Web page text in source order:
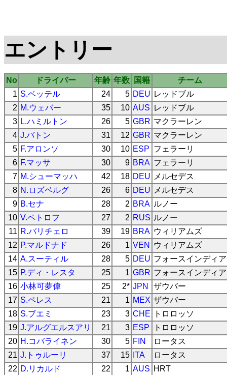
エントリー
No ドライバー 年齢 年数 国籍
チーム
1 S.ベッテル 24 5 DEU レッドブル
2 M.ウェバー 35 10 AUS レッドブル
3 L.ハミルトン 26 5 GBR マクラーレン
4 J.バトン 31 12 GBR マクラーレン
5 F.アロンソ 30 10 ESP フェラーリ
6 F.マッサ 30 9 BRA フェラーリ
7 M.シューマッハ 42 18 DEU
メルセデス
8 N.ロズベルグ 26 6 DEU
メルセデス
9 B.セナ 28 2 BRA ルノー
10 V.ペトロフ 27 2 RUS ルノー
11 R.バリチェロ 39 19 BRA ウィリアムズ
12 P.マルドナド 26 1 VEN
ウィリアムズ
14 A.スーティル 28 5 DEU フォースインディア
15 P.ディ・レスタ 25 1 GBR フォースインディア
16 小林可夢偉 25 2* JPN
ザウバー
17 S.ペレス 21 1 MEX ザウバー
18 S.ブエミ 23 3 CHE
トロロッソ
19 J.アルグエルスアリ 21 3 ESP
トロロッソ
20 H.コバライネン 30 5 FIN
ロータス
21 J.トゥルーリ 37 15 ITA
ロータス
22 D.リカルド 22 1 AUS HRT